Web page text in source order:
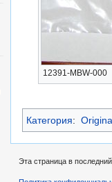
12391-MBW-000
Категория:
Эта страница в